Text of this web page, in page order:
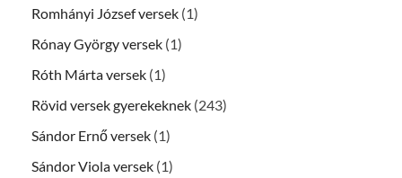
Romhányi József versek (1)
Rónay György versek (1)
Róth Márta versek (1)
Rövid versek gyerekeknek (243)
Sándor Ernő versek (1)
Sándor Viola versek (1)